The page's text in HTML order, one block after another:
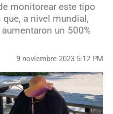
monitorear este tipo
a nivel mundial,
un 500%
9 noviembre 2023 5:12 PM